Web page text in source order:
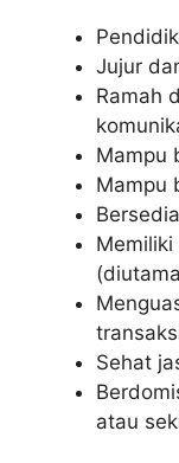
Jujur
Ramah
Mampu
Mampu
Sehat
atau